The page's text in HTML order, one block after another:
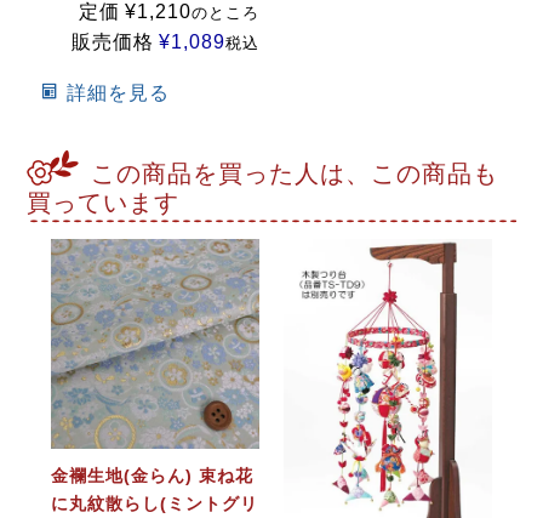
定価 ¥1,210のところ
販売価格 ¥1,089税込
詳細を見る
この商品を買った人は、この商品も
買っています
金襴生地(金らん) 束ね花
に丸紋散らし(ミントグリ